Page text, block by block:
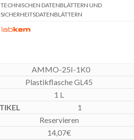
TECHNISCHEN DATENBLÄTTERN UND
SICHERHEITSDATENBLÄTTERN
AMMO-25I-1K0
Plastikflasche GL45
1 L
1
Reservieren
14,07€